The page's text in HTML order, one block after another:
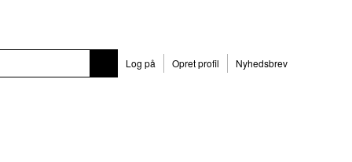
Log på Opret profil Nyhedsbrev